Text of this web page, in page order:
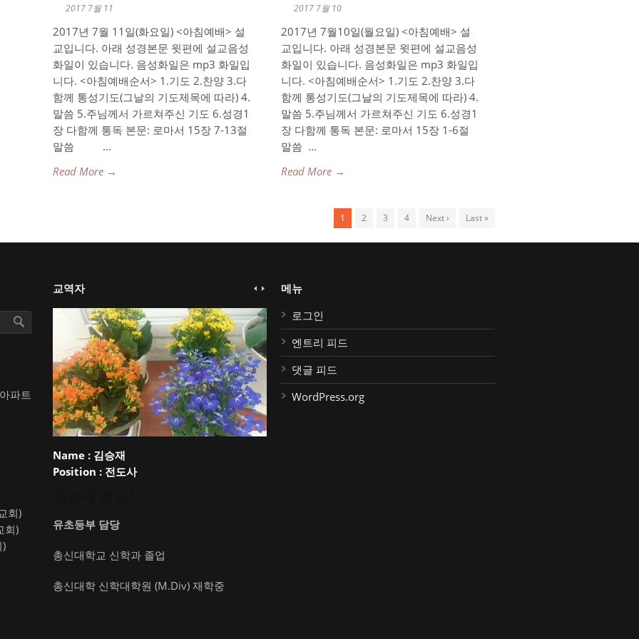
2017 7월 11
2017년 7월 11일(화요일) <아침예배> 설
교입니다. 아래 성경본문 윗편에 설교음성
화일이 있습니다. 음성화일은 mp3 화일입
니다. <아침예배순서> 1.기도 2.찬양 3.다
함께 통성기도(그날의 기도제목에 따라) 4.
말씀 5.주님께서 가르쳐주신 기도 6.성경1
장 다함께 통독 본문: 로마서 15장 7-13절
말씀 ...
Read More →
2017 7월 10
2017년 7월10일(월요일) <아침예배> 설
교입니다. 아래 성경본문 윗편에 설교음성
화일이 있습니다. 음성화일은 mp3 화일입
니다. <아침예배순서> 1.기도 2.찬양 3.다
함께 통성기도(그날의 기도제목에 따라) 4.
말씀 5.주님께서 가르쳐주신 기도 6.성경1
장 다함께 통독 본문: 로마서 15장 1-6절
말씀 ...
Read More →
1 2 3 4 Next › Last »
파트
회)
회)
교역자
Name :김승재
Position :전도사
유초등부 담당
총신대학교 신학과 졸업
총신대학 신학대학원 (M.Div) 재학중
메뉴
로그인
엔트리 피드
댓글 피드
WordPress.org